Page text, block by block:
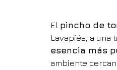
El pincho de
Lavapiés, a una
esencia más
ambiente